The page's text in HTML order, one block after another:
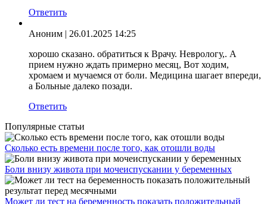
Ответить
Аноним | 26.01.2025 14:25
хорошо сказано. обратиться к Врачу. Неврологу,. А
прием нужно ждать примерно месяц, Вот ходим,
хромаем и мучаемся от боли. Медицина шагает впереди,
а Больные далеко позади.
Ответить
Популярные статьи
Сколько есть времени после того, как отошли воды
Боли внизу живота при мочеиспускании у беременных
Может ли тест на беременность показать положительный